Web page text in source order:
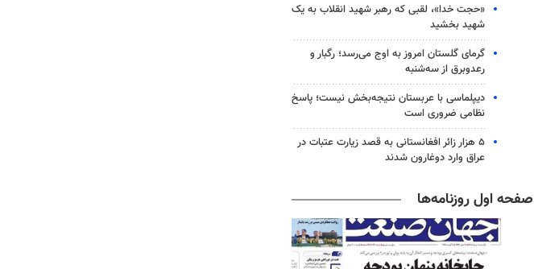
«حجت خدا»، لقبی که رهبر شهید انقلاب به یک
شهید بخشید
گرمای گلستان امروز به اوج می‌رسد؛ رگبار و
رعدوبرق از سه‌شنبه
دیپلماسی با عربستان نتیجه‌بخش نیست؛ پاسخ
نظامی ضروری است
۵ هزار زائر افغانستانی به قصد زیارت عتبات در
عراق وارد دوغارون شدند
صفحه اول روزنامه‌ها